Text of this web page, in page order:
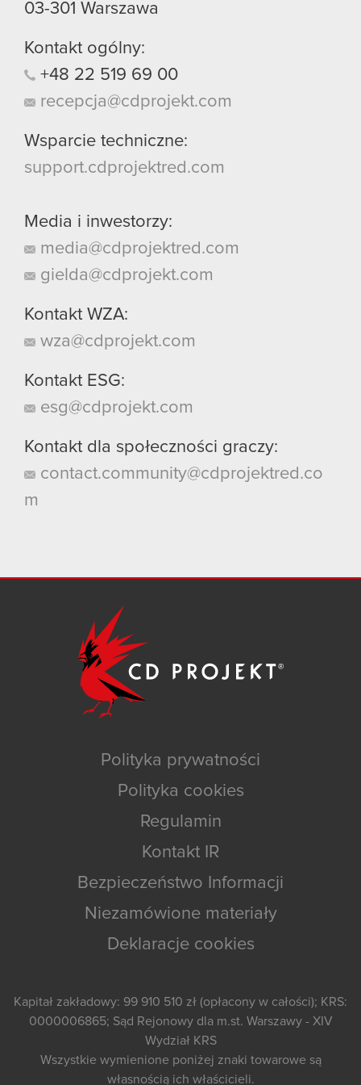
03-301 Warszawa
Kontakt ogólny:
+48 22 519 69 00
recepcja@cdprojekt.com
Wsparcie techniczne:
support.cdprojektred.com
Media i inwestorzy:
media@cdprojektred.com
gielda@cdprojekt.com
Kontakt WZA:
wza@cdprojekt.com
Kontakt ESG:
esg@cdprojekt.com
Kontakt dla społeczności graczy:
contact.community@cdprojektred.co
m
Polityka prywatności
Polityka cookies
Regulamin
Kontakt IR
Bezpieczeństwo Informacji
Niezamówione materiały
Deklaracje cookies
Kapitał zakładowy: 99 910 510 zł (opłacony w całości); KRS:
0000006865; Sąd Rejonowy dla m.st. Warszawy - XIV
Wydział KRS
Wszystkie wymienione poniżej znaki towarowe są
własnością ich właścicieli.